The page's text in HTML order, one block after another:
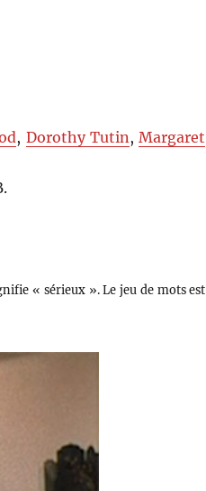
, Dorothy Tutin ,Margaret
« sérieux ». Le jeu de mots est